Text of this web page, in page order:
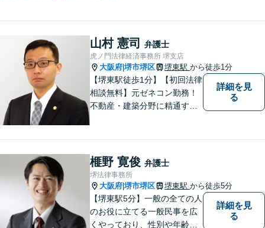
しやすかった」と言ってもらえる事務
所を目指します
山村 憲司 弁護士
虎ノ門法律経済事務所 堺支店
大阪府 堺市堺区 堺東駅 から徒歩1分
【堺東駅徒歩1分】【初回法律
相談無料】元ゼネコン勤務！
不動産・建築分野に精通する
す！全国の支店ネットワーク
を活かし、迅速な解決を目指
します。【夜間土日祝可】
詳細を見
る
榧野 寛俊 弁護士
堺法律事務所
大阪府 堺市堺区 堺東駅 から徒歩5分
【堺東駅5分】一般の全ての人
のお役に立てる一般民事を広
くやっており、性別や年齢を
詳細を見
る